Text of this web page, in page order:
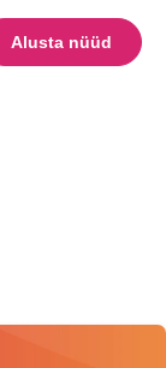
Alusta nüüd